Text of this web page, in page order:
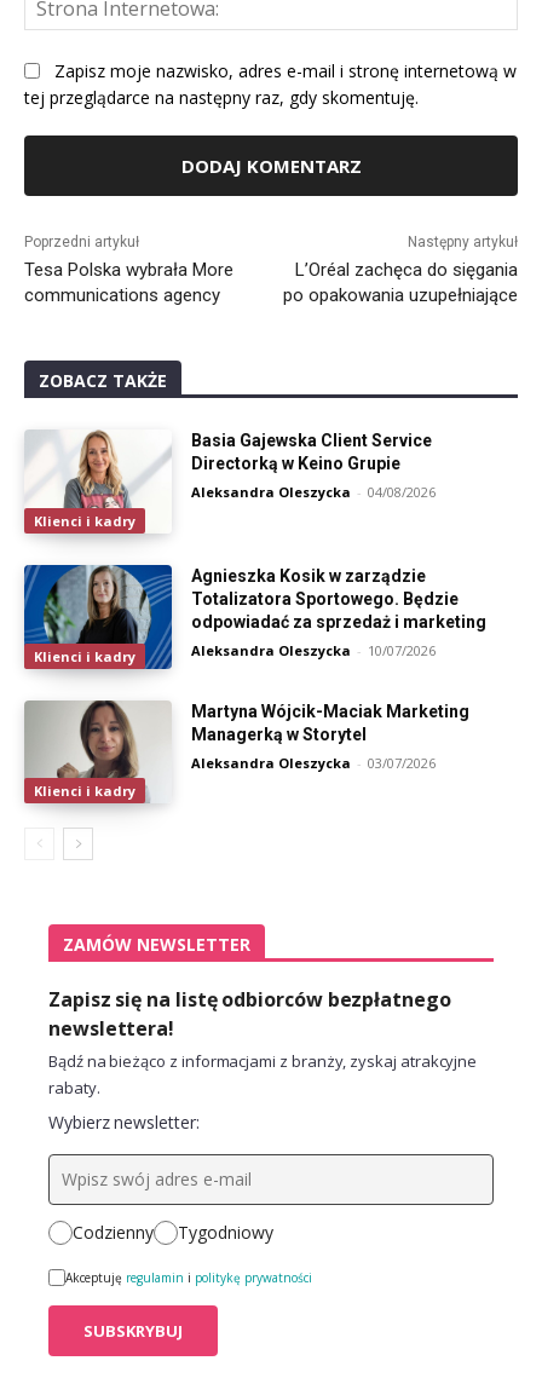
Zapisz moje nazwisko, adres e-mail i stronę internetową w
tej przeglądarce na następny raz, gdy skomentuję.
Poprzedni artykuł
Tesa Polska wybrała More
communications agency
Następny artykuł
L’Oréal zachęca do sięgania
po opakowania uzupełniające
ZOBACZ TAKŻE
Klienci i kadry
Basia Gajewska Client Service
Directorką w Keino Grupie
Aleksandra Oleszycka - 04/08/2026
Klienci i kadry
Agnieszka Kosik w zarządzie
Totalizatora Sportowego. Będzie
odpowiadać za sprzedaż i marketing
Aleksandra Oleszycka - 10/07/2026
Klienci i kadry
Martyna Wójcik-Maciak Marketing
Managerką w Storytel
Aleksandra Oleszycka - 03/07/2026
ZAMÓW NEWSLETTER
Zapisz się na listę odbiorców bezpłatnego
newslettera!
Bądź na bieżąco z informacjami z branży, zyskaj atrakcyjne
rabaty.
Wybierz newsletter:
Codzienny Tygodniowy
Akceptuję regulamin i politykę prywatności